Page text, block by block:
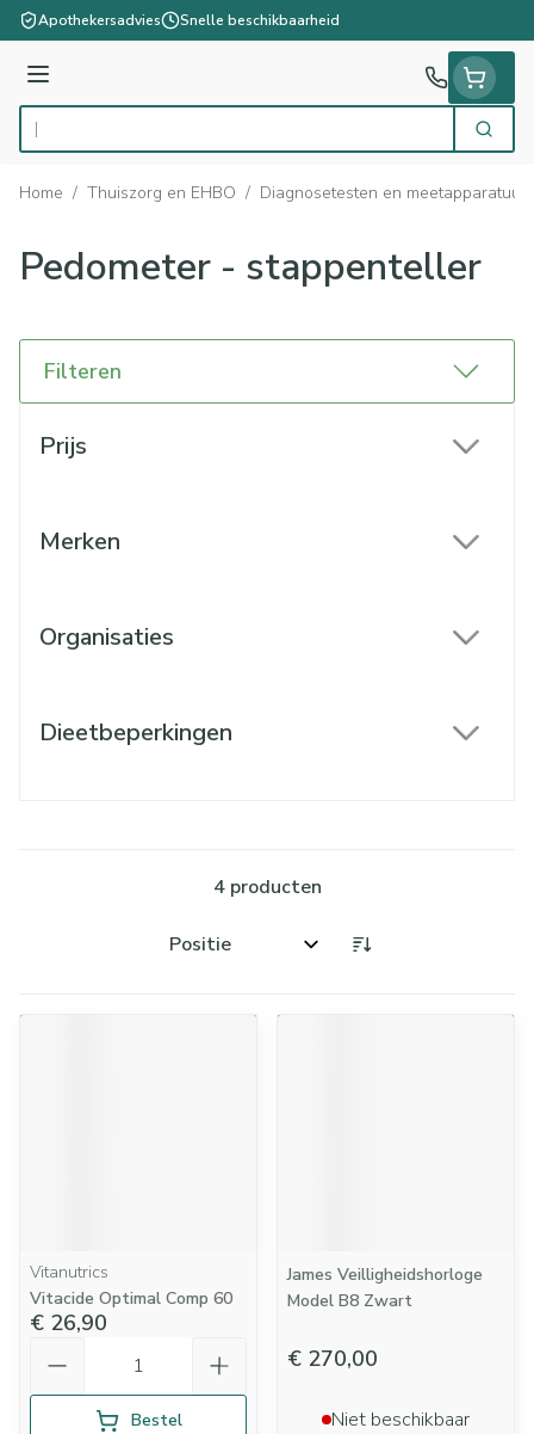
Ga naar de inhoud
Apothekersadvies Snelle beschikbaarheid
Menu
Product, merk, categorie... Zoek
Home / Thuiszorg en EHBO / Diagnosetesten en meetapparatuur
Pedometer - stappenteller
Filteren
Prijs
Merken
Organisaties
Dieetbeperkingen
4producten
Sorteer op:
Vitanutrics
Vitacide Optimal Comp 60
€ 26,90
Bestel
James Veilligheidshorloge
Model B8 Zwart
€ 270,00
Niet beschikbaar